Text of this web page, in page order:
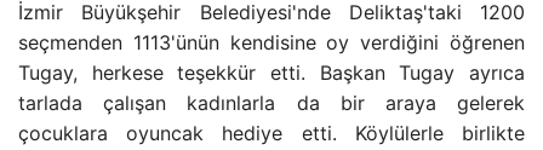
İzmir Büyükşehir Belediyesi'nde Deliktaş'taki 1200
seçmenden 1113'ünün kendisine oy verdiğini öğrenen
Tugay, herkese teşekkür etti. Başkan Tugay ayrıca
tarlada çalışan kadınlarla da bir araya gelerek
çocuklara oyuncak hediye etti. Köylülerle birlikte